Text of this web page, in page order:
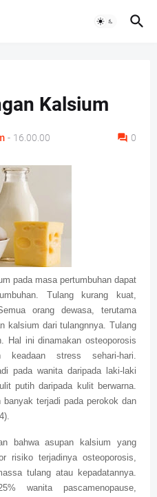
Kalsium
- 16.00.00 0
pada masa pertumbuhan dapat
Tulang kurang kuat,
orang dewasa, terutama
kalsium dari tulangnnya. Tulang
Hal ini dinamakan osteoporosis
stress sehari-hari.
pada wanita daripada laki-laki
putih daripada kulit berwarna.
terjadi pada perokok dan
bahwa asupan kalsium yang
risiko terjadinya osteoporosis,
tulang atau kepadatannya.
wanita pascamenopause,